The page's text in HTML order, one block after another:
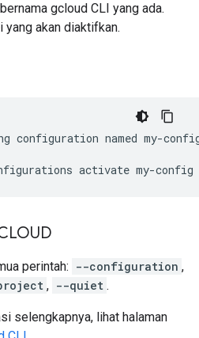
gcloud CLI yang ada.
yang akan diaktifkan.
configuration named my-
perintah: --configuration ,
, --quiet .
selengkapnya, lihat halaman